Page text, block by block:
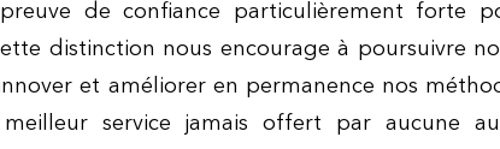
de confiance particulièrement forte
distinction nous encourage à poursuivre
et améliorer en permanence nos
meilleur service jamais offert par aucune